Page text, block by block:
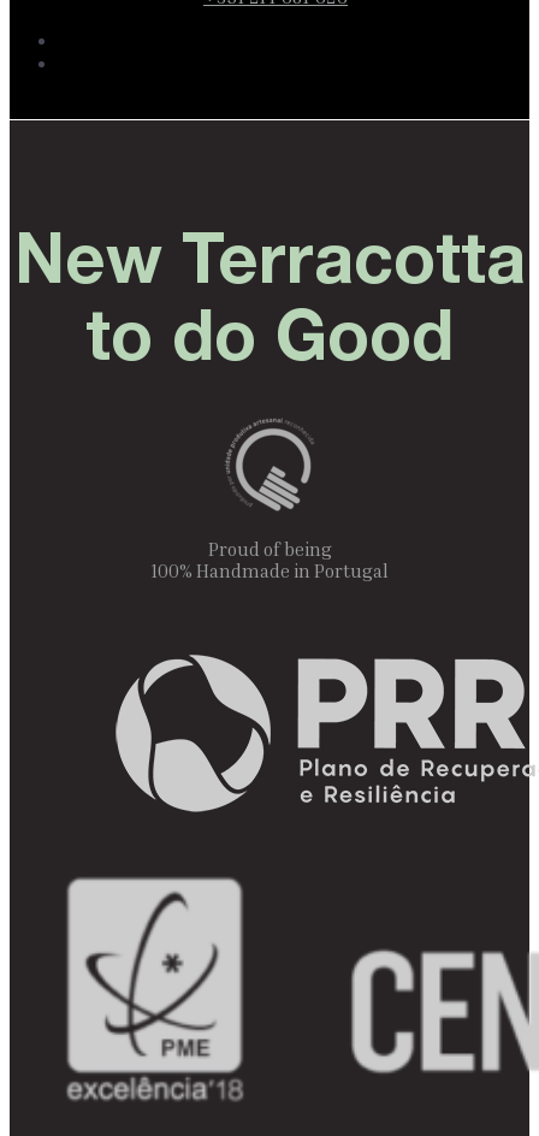
New Terracotta
to do Good
Proud of being
100% Handmade in Portugal